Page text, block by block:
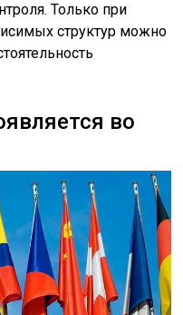
Только при
структур можно
во